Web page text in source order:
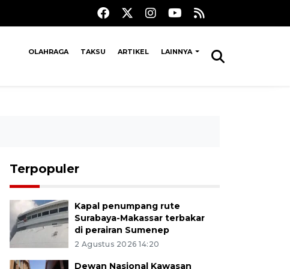
OLAHRAGA TAKSU ARTIKEL LAINNYA
Terpopuler
Kapal penumpang rute
Surabaya-Makassar terbakar
di perairan Sumenep
2 Agustus 2026 14:20
Dewan Nasional Kawasan